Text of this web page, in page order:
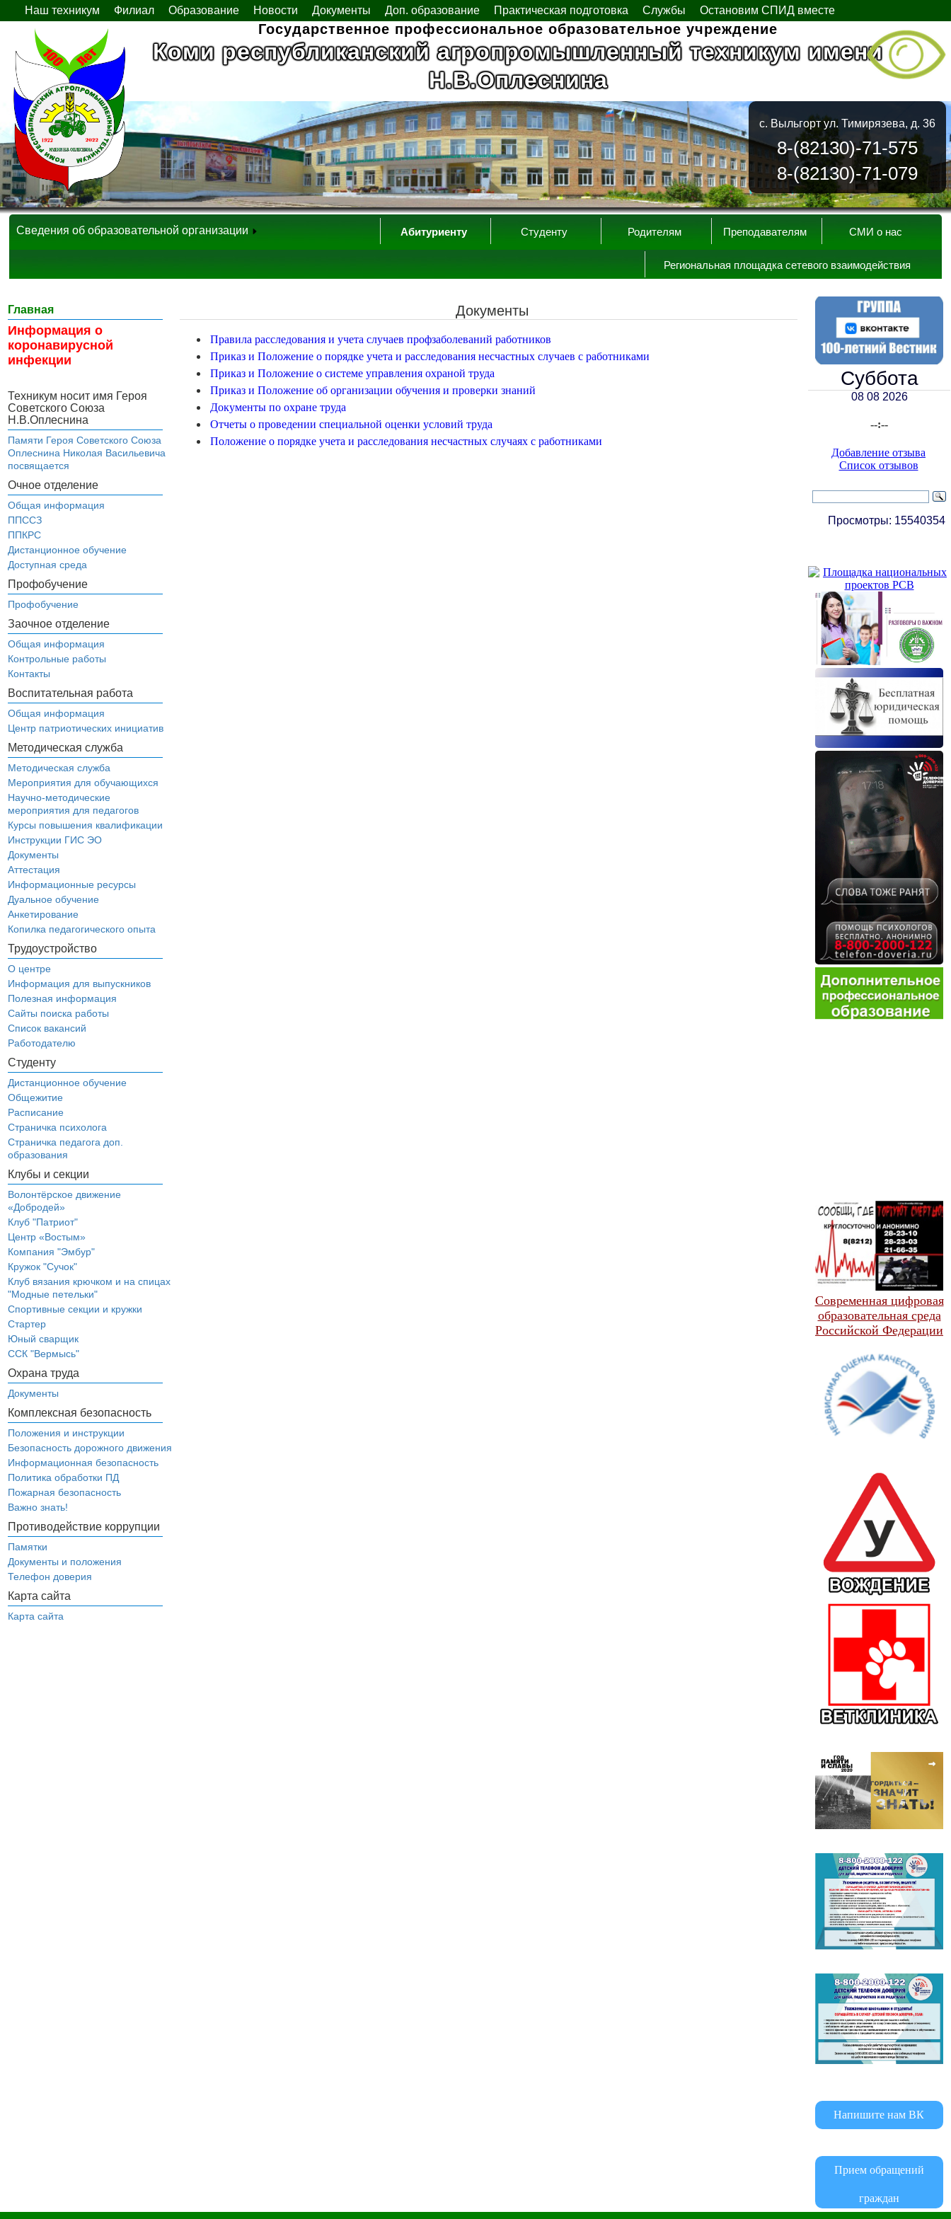
Наш техникум Филиал Образование Новости Документы Доп. образование Практическая подготовка Службы Остановим СПИД вместе
Государственное профессиональное образовательное учреждение
Коми республиканский агропромышленный техникум имени
Н.В.Оплеснина
с. Выльгорт ул. Тимирязева, д. 36
8-(82130)-71-575
8-(82130)-71-079
СМИ о нас
Преподавателям
Родителям
Студенту
Абитуриенту
Региональная площадка сетевого взаимодействия
Сведения об образовательной организации
Главная
Информация о
коронавирусной
инфекции
Техникум носит имя Героя
Советского Союза
Н.В.Оплеснина
Памяти Героя Советского Союза
Оплеснина Николая Васильевича
посвящается
Очное отделение
Общая информация
ППССЗ
ППКРС
Дистанционное обучение
Доступная среда
Профобучение
Профобучение
Заочное отделение
Общая информация
Контрольные работы
Контакты
Воспитательная работа
Общая информация
Центр патриотических инициатив
Методическая служба
Методическая служба
Мероприятия для обучающихся
Научно-методические
мероприятия для педагогов
Курсы повышения квалификации
Инструкции ГИС ЭО
Документы
Аттестация
Информационные ресурсы
Дуальное обучение
Анкетирование
Копилка педагогического опыта
Трудоустройство
О центре
Информация для выпускников
Полезная информация
Сайты поиска работы
Список вакансий
Работодателю
Студенту
Дистанционное обучение
Общежитие
Расписание
Страничка психолога
Страничка педагога доп.
образования
Клубы и секции
Волонтёрское движение
«Добродей»
Клуб "Патриот"
Центр «Востым»
Компания "Эмбур"
Кружок "Сучок"
Клуб вязания крючком и на спицах
"Модные петельки"
Спортивные секции и кружки
Стартер
Юный сварщик
ССК "Вермысь"
Охрана труда
Документы
Комплексная безопасность
Положения и инструкции
Безопасность дорожного движения
Информационная безопасность
Политика обработки ПД
Пожарная безопасность
Важно знать!
Противодействие коррупции
Памятки
Документы и положения
Телефон доверия
Карта сайта
Карта сайта
Документы
Правила расследования и учета случаев профзаболеваний работников
Приказ и Положение о порядке учета и расследования несчастных случаев с работниками
Приказ и Положение о системе управления охраной труда
Приказ и Положение об организации обучения и проверки знаний
Документы по охране труда
Отчеты о проведении специальной оценки условий труда
Положение о порядке учета и расследования несчастных случаях с работниками
Суббота
08 08 2026
--:--
Добавление отзыва
Список отзывов
Просмотры: 15540354
Современная цифровая
образовательная среда
Российской Федерации
Напишите нам ВК
Прием обращений
граждан